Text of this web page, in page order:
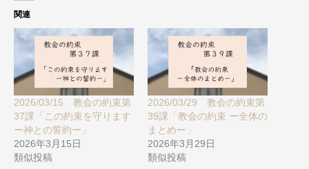
関連
2026/03/15 教会の約束第
37課「この約束を守ります
ー神との誓約ー」
2026年3月15日
類似投稿
2026/03/29 教会の約束第
39課「教会の約束 ー全体の
まとめー」
2026年3月29日
類似投稿